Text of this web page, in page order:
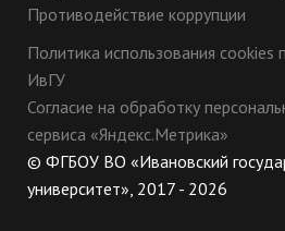
Противодействие коррупции
Политика использования cookies
ИвГУ
Согласие на обработку
сервиса «Яндекс.Метрика»
© ФГБОУ ВО «Ивановский
университет», 2017 - 2026